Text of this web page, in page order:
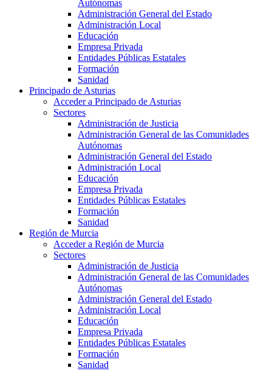
Autónomas
Administración General del Estado
Administración Local
Educación
Empresa Privada
Entidades Públicas Estatales
Formación
Sanidad
Principado de Asturias
Acceder a Principado de Asturias
Sectores
Administración de Justicia
Administración General de las Comunidades
Autónomas
Administración General del Estado
Administración Local
Educación
Empresa Privada
Entidades Públicas Estatales
Formación
Sanidad
Región de Murcia
Acceder a Región de Murcia
Sectores
Administración de Justicia
Administración General de las Comunidades
Autónomas
Administración General del Estado
Administración Local
Educación
Empresa Privada
Entidades Públicas Estatales
Formación
Sanidad